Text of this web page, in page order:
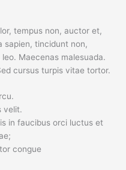
tempus non, auctor et,
sapien, tincidunt non,
Maecenas malesuada.
cursus turpis vitae tortor.
velit.
in faucibus orci luctus et
congue